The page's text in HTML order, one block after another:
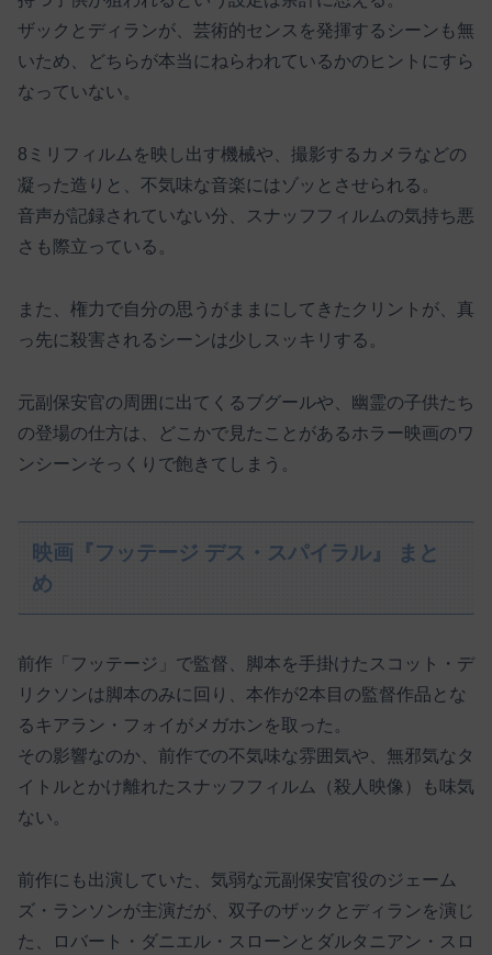
ザックとディランが、芸術的センスを発揮するシーンも無
いため、どちらが本当にねらわれているかのヒントにすら
なっていない。
8ミリフィルムを映し出す機械や、撮影するカメラなどの
凝った造りと、不気味な音楽にはゾッとさせられる。
音声が記録されていない分、スナッフフィルムの気持ち悪
さも際立っている。
また、権力で自分の思うがままにしてきたクリントが、真
っ先に殺害されるシーンは少しスッキリする。
元副保安官の周囲に出てくるブグールや、幽霊の子供たち
の登場の仕方は、どこかで見たことがあるホラー映画のワ
ンシーンそっくりで飽きてしまう。
映画『フッテージ デス・スパイラル』 まと
め
前作「フッテージ」で監督、脚本を手掛けたスコット・デ
リクソンは脚本のみに回り、本作が2本目の監督作品とな
るキアラン・フォイがメガホンを取った。
その影響なのか、前作での不気味な雰囲気や、無邪気なタ
イトルとかけ離れたスナッフフィルム（殺人映像）も味気
ない。
前作にも出演していた、気弱な元副保安官役のジェーム
ズ・ランソンが主演だが、双子のザックとディランを演じ
た、ロバート・ダニエル・スローンとダルタニアン・スロ